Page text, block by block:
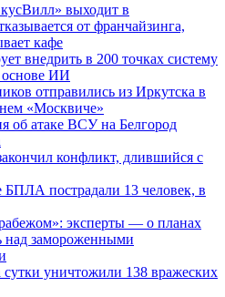
выходит в
от франчайзинга,
кафе
внедрить в 200 точках систему
основе ИИ
отправились из Иркутска в
«Москвиче»
об атаке ВСУ на Белгород
конфликт, длившийся с
БПЛА пострадали 13 человек, в
эксперты — о планах
над замороженными
сутки уничтожили 138 вражеских